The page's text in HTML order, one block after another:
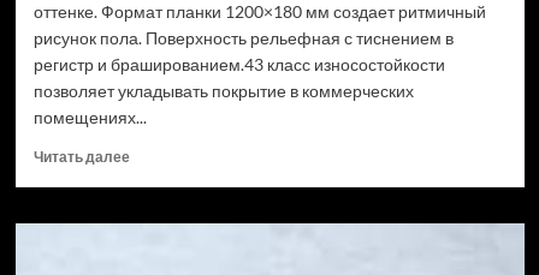
оттенке. Формат планки 1200×180 мм создает ритмичный
рисунок пола. Поверхность рельефная с тиснением в
регистр и брашированием.43 класс износостойкости
позволяет укладывать покрытие в коммерческих
помещениях...
Читать далееПрочитать
SPC